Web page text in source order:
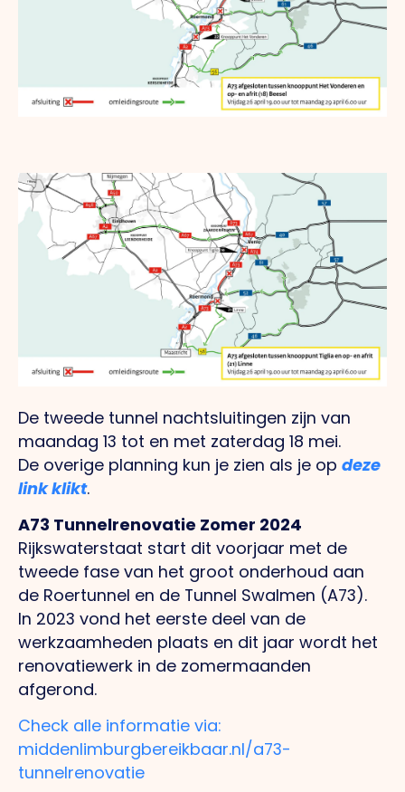
De tweede tunnel nachtsluitingen zijn van
maandag 13 tot en met zaterdag 18 mei.
De overige planning kun je zien als je op deze
link klikt.
A73 Tunnelrenovatie Zomer 2024
Rijkswaterstaat start dit voorjaar met de
tweede fase van het groot onderhoud aan
de Roertunnel en de Tunnel Swalmen (A73).
In 2023 vond het eerste deel van de
werkzaamheden plaats en dit jaar wordt het
renovatiewerk in de zomermaanden
afgerond.
Check alle informatie via:
middenlimburgbereikbaar.nl/a73-
tunnelrenovatie